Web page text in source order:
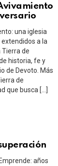
una iglesia
a la
Tierra de
historia, fe y
de Devoto. Más
de
que busca […]
años